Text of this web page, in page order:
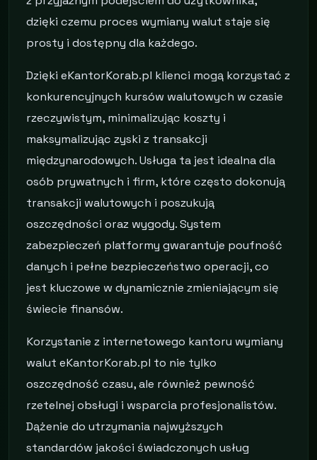
dzięki czemu proces wymiany walut staje się
prosty i dostępny dla każdego.
Dzięki eKantorKorab.pl klienci mogą korzystać z
konkurencyjnych kursów walutowych w czasie
rzeczywistym, minimalizując koszty i
maksymalizując zyski z transakcji
międzynarodowych. Usługa ta jest idealna dla
osób prywatnych i firm, które często dokonują
transakcji walutowych i poszukują
oszczędności oraz wygody. System
zabezpieczeń platformy gwarantuje poufność
danych i pełne bezpieczeństwo operacji, co
jest kluczowe w dynamicznie zmieniającym się
świecie finansów.
Korzystanie z internetowego kantoru wymiany
walut eKantorKorab.pl to nie tylko
oszczędność czasu, ale również pewność
rzetelnej obsługi i wsparcia profesjonalistów.
Dążenie do utrzymania najwyższych
standardów jakości świadczonych usług